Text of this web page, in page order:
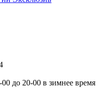
до 20-00 в зимнее время